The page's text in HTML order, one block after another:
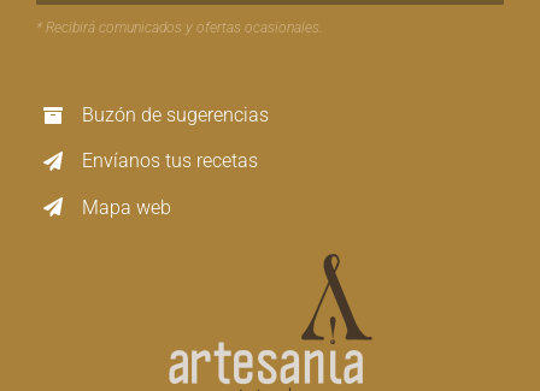
* Recibirá comunicados y ofertas ocasionales.
Buzón de sugerencias
Envíanos tus recetas
Mapa web